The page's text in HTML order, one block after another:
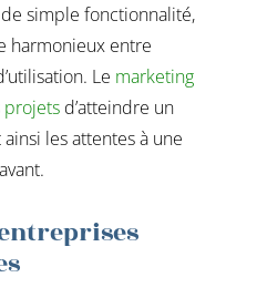
simple fonctionnalité,
harmonieux entre
Le marketing
projets d’atteindre un
les attentes à une